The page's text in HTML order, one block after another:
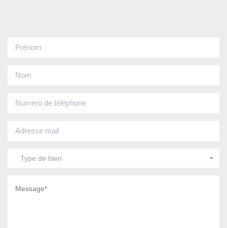
Type de bien